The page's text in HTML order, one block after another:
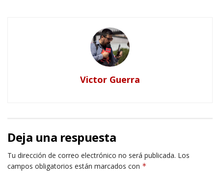
Victor Guerra
Deja una respuesta
Tu dirección de correo electrónico no será publicada. Los
campos obligatorios están marcados con *